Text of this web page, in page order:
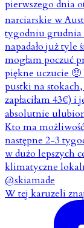
W tej karuzeli